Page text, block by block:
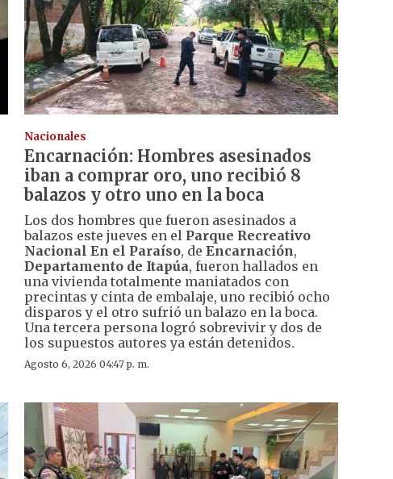
Nacionales
Encarnación: Hombres asesinados
iban a comprar oro, uno recibió 8
balazos y otro uno en la boca
Los dos hombres que fueron asesinados a
balazos este jueves en el Parque Recreativo
Nacional En el Paraíso, de Encarnación,
Departamento de Itapúa, fueron hallados en
una vivienda totalmente maniatados con
precintas y cinta de embalaje, uno recibió ocho
disparos y el otro sufrió un balazo en la boca.
Una tercera persona logró sobrevivir y dos de
los supuestos autores ya están detenidos.
Agosto 6, 2026 04:47 p. m.